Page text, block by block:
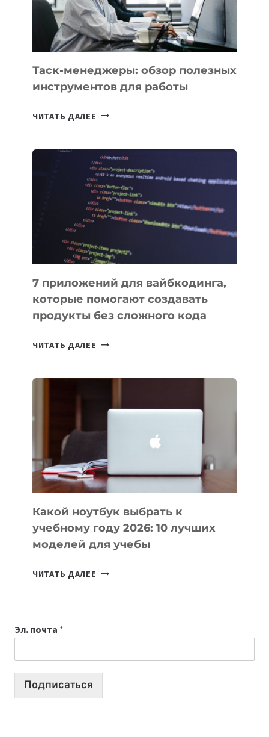
ТАДЖИКИСТАНА
Таск-менеджеры: обзор полезных
инструментов для работы
ЧИТАТЬ ДАЛЕЕ ТАСК-
ПОЛЕЗНЫХ
ИНСТРУМЕНТОВ
ДЛЯ
РАБОТЫ
7 приложений для вайбкодинга,
которые помогают создавать
продукты без сложного кода
ЧИТАТЬ ДАЛЕЕ 7
ПОМОГАЮТ
СОЗДАВАТЬ
БЕЗ
СЛОЖНОГО
КОДА
Какой ноутбук выбрать к
учебному году 2026: 10 лучших
моделей для учебы
ЧИТАТЬ ДАЛЕЕ КАКОЙ
2026:
10
Эл. почта *
Подписаться